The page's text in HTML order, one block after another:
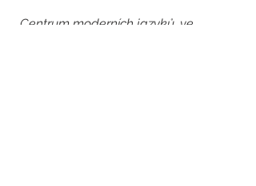
Centrum moderních jazyků, ve